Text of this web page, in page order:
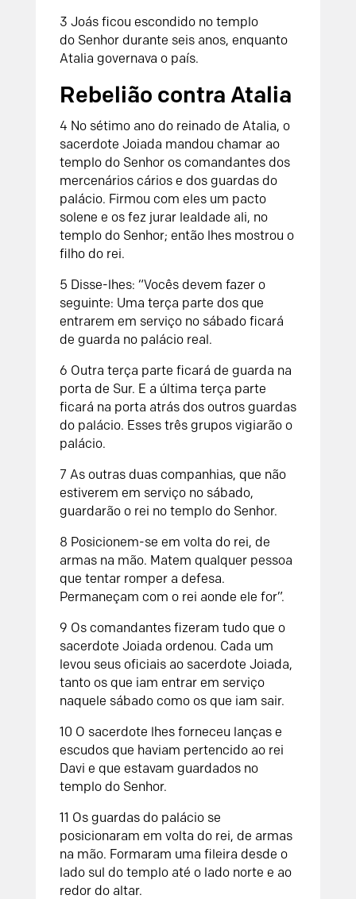
3 Joás ficou escondido no templo
do Senhordurante seis anos, enquanto
Atalia governava o país.
Rebelião contra Atalia
4 No sétimo ano do reinado de Atalia, o
sacerdote Joiada mandou chamar ao
templo do Senhoros comandantes dos
mercenários cários e dos guardas do
palácio. Firmou com eles um pacto
solene e os fez jurar lealdade ali, no
templo do Senhor; então lhes mostrou o
filho do rei.
5 Disse-lhes: “Vocês devem fazer o
seguinte: Uma terça parte dos que
entrarem em serviço no sábado ficará
de guarda no palácio real.
6 Outra terça parte ficará de guarda na
porta de Sur. E a última terça parte
ficará na porta atrás dos outros guardas
do palácio. Esses três grupos vigiarão o
palácio.
7 As outras duas companhias, que não
estiverem em serviço no sábado,
guardarão o rei no templo do Senhor.
8 Posicionem-se em volta do rei, de
armas na mão. Matem qualquer pessoa
que tentar romper a defesa.
Permaneçam com o rei aonde ele for”.
9 Os comandantes fizeram tudo que o
sacerdote Joiada ordenou. Cada um
levou seus oficiais ao sacerdote Joiada,
tanto os que iam entrar em serviço
naquele sábado como os que iam sair.
10 O sacerdote lhes forneceu lanças e
escudos que haviam pertencido ao rei
Davi e que estavam guardados no
templo do Senhor.
11 Os guardas do palácio se
posicionaram em volta do rei, de armas
na mão. Formaram uma fileira desde o
lado sul do templo até o lado norte e ao
redor do altar.